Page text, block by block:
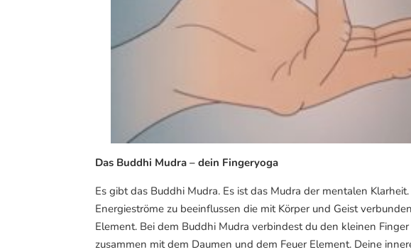
Das Buddhi Mudra – dein Fingeryoga
Es gibt das Buddhi Mudra. Es ist das Mudra der mentalen
Energieströme zu beeinflussen die mit Körper und Geist
Element. Bei dem Buddhi Mudra verbindest du den kleinen
zusammen mit dem Daumen und dem Feuer Element. Deine